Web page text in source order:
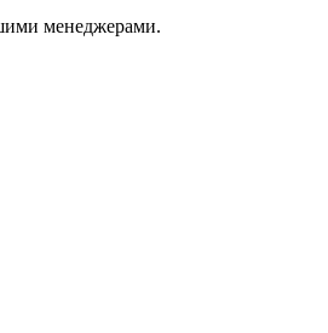
менеджерами.